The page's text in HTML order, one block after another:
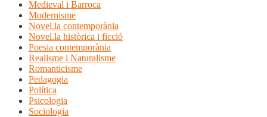
Medieval i Barroca
Modernisme
Novel.la contemporània
Novel.la històrica i ficció
Poesia contemporània
Realisme i Naturalisme
Romanticisme
Pedagogia
Política
Psicologia
Sociologia